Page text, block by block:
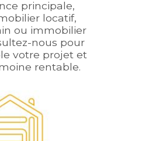
principale,
locatif,
ou immobilier
nous pour
votre projet et
rentable.